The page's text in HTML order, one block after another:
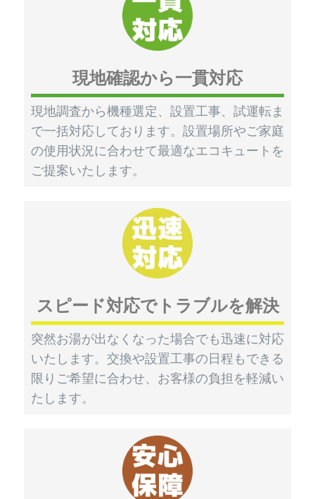
現地確認から一貫対応
現地調査から機種選定、設置工事、試運転ま
で一括対応しております。設置場所やご家庭
の使用状況に合わせて最適なエコキュートを
ご提案いたします。
スピード対応でトラブルを解決
突然お湯が出なくなった場合でも迅速に対応
いたします。交換や設置工事の日程もできる
限りご希望に合わせ、お客様の負担を軽減い
たします。